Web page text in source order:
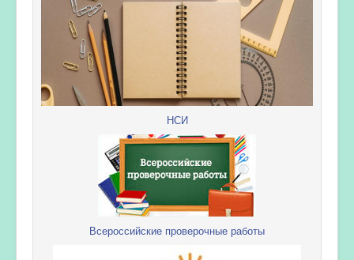
НСИ
Всероссийские проверочные работы